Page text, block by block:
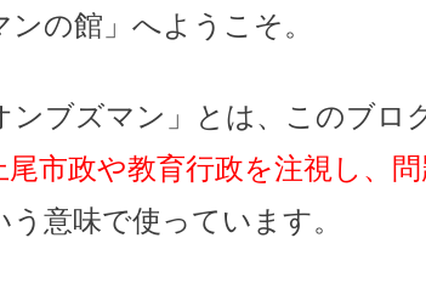
ンの館」へようこそ。
ブズマン」とは、このブロ
尾市政や教育行政を注視し、
う意味で使っています。